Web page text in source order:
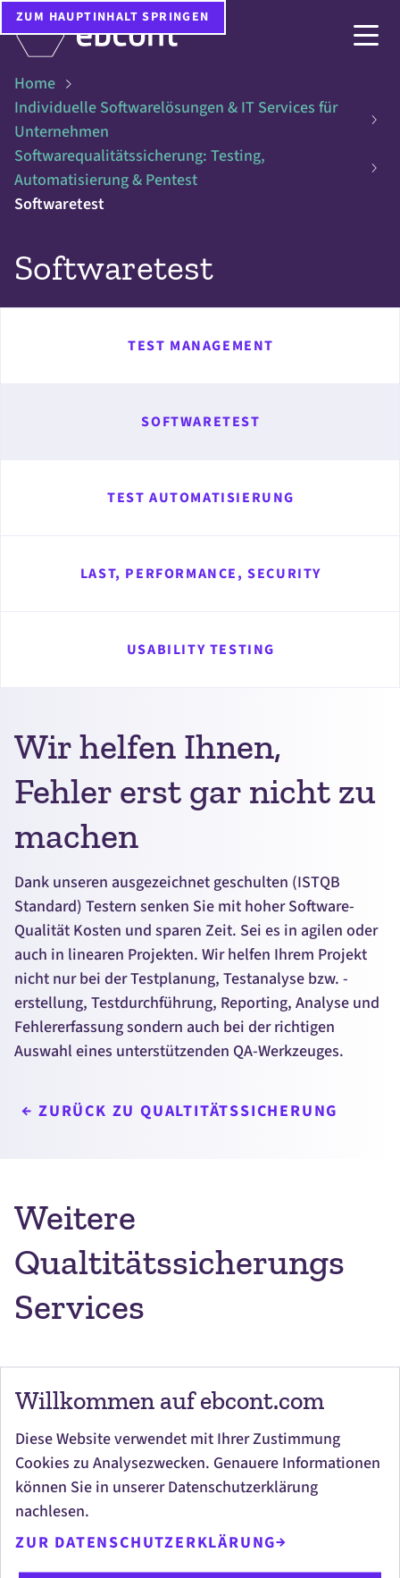
ZUM HAUPTINHALT SPRINGEN
Willkommen auf ebcont.com
Diese Website verwendet mit Ihrer Zustimmung
Cookies zu Analysezwecken. Genauere Informationen
können Sie in unserer Datenschutzerklärung
nachlesen.
ZUR DATENSCHUTZERKLÄRUNG
Home
Individuelle Softwarelösungen & IT Services für
Unternehmen
Softwarequalitätssicherung: Testing,
Automatisierung & Pentest
Softwaretest
Softwaretest
TEST MANAGEMENT
SOFTWARETEST
TEST AUTOMATISIERUNG
LAST, PERFORMANCE, SECURITY
USABILITY TESTING
Wir helfen Ihnen,
Fehler erst gar nicht zu
machen
Dank unseren ausgezeichnet geschulten (ISTQB
Standard) Testern senken Sie mit hoherSoftware-
Qualität Kosten und sparen Zeit. Sei es in agilen oder
auch in linearen Projekten. Wir helfen Ihrem Projekt
nicht nur bei der Testplanung, Testanalyse bzw. -
erstellung, Testdurchführung, Reporting, Analyse und
Fehlererfassung sondern auch bei der richtigen
Auswahl eines unterstützenden QA-Werkzeuges.
ZURÜCK ZU QUALTITÄTSSICHERUNG
Weitere
Qualtitätssicherungs
Services
Testmanagement
Ein effizientes Testteam braucht eine fundierte
Grundlage, Prozesse und Management. Wir
helfen in agilen und linearen Projekten.
Mehr erfahren